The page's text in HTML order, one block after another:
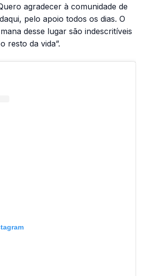
agradecer à comunidade de
pelo apoio todos os dias. O
desse lugar são indescritíveis
resto da vida”.